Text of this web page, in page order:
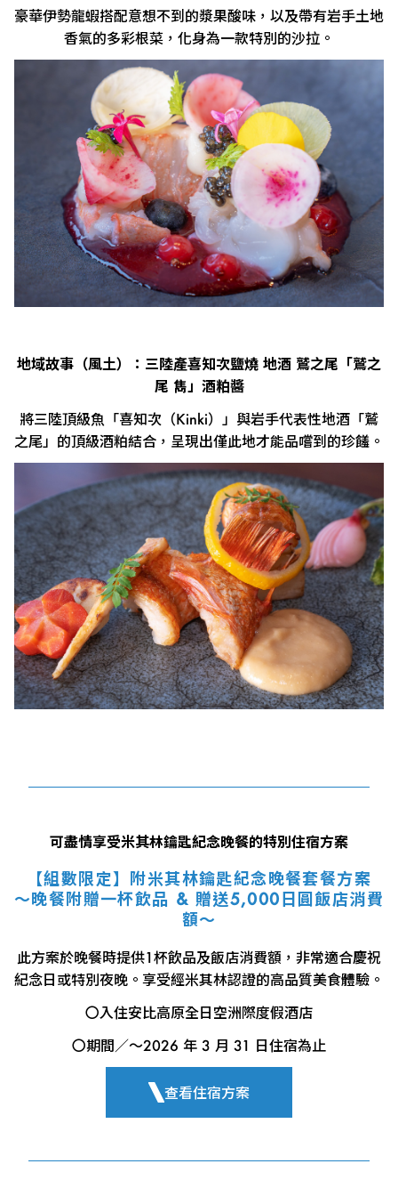
豪華伊勢龍蝦搭配意想不到的漿果酸味，以及帶有岩手土地
香氣的多彩根菜，化身為一款特別的沙拉。
地域故事（風土）：三陸產喜知次鹽燒 地酒 鷲之尾「鷲之
尾 雋」酒粕醬
將三陸頂級魚「喜知次（Kinki）」與岩手代表性地酒「鷲
之尾」的頂級酒粕結合，呈現出僅此地才能品嚐到的珍饈。
可盡情享受米其林鑰匙紀念晚餐的特別住宿方案
【組數限定】附米其林鑰匙紀念晚餐套餐方案
～晚餐附贈一杯飲品 & 贈送5,000日圓飯店消費
額～
此方案於晚餐時提供1杯飲品及飯店消費額，非常適合慶祝
紀念日或特別夜晚。享受經米其林認證的高品質美食體驗。
〇入住安比高原全日空洲際度假酒店
〇期間／～2026 年 3 月 31 日住宿為止
查看住宿方案